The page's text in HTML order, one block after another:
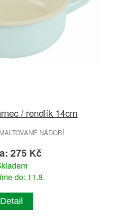
/ rendlík 14cm
NÁDOBÍ
275 Kč
do: 11.8.
Detail